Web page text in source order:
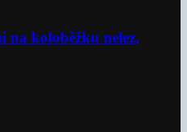
na koloběžku nelez,